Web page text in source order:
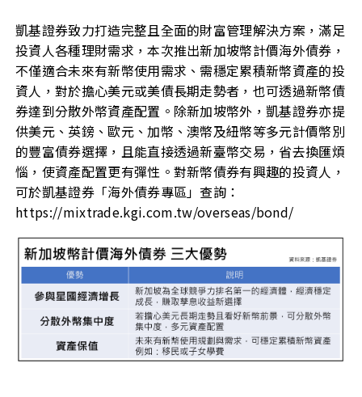
凱基證券致力打造完整且全面的財富管理解決方案，滿足
投資人各種理財需求，本次推出新加坡幣計價海外債券，
不僅適合未來有新幣使用需求、需穩定累積新幣資產的投
資人，對於擔心美元或美債長期走勢者，也可透過新幣債
券達到分散外幣資產配置。除新加坡幣外，凱基證券亦提
供美元、英鎊、歐元、加幣、澳幣及紐幣等多元計價幣別
的豐富債券選擇，且能直接透過新臺幣交易，省去換匯煩
惱，使資產配置更有彈性。對新幣債券有興趣的投資人，
可於凱基證券「海外債券專區」查詢：
https://mixtrade.kgi.com.tw/overseas/bond/